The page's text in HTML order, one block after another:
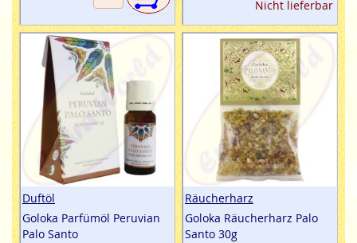
Nicht lieferbar
Duftöl
Goloka Parfümöl Peruvian
Palo Santo
Räucherharz
Goloka Räucherharz Palo
Santo 30g